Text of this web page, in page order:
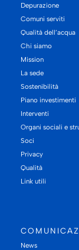
Depurazione
Comuni serviti
Qualità dell’acqua
Chi siamo
Mission
La sede
Sostenibilità
Piano investimenti
Interventi
Organi sociali e
Soci
Privacy
Qualità
Link utili
News